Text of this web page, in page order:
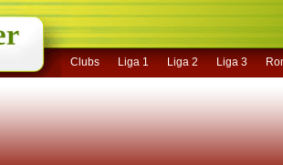
Clubs Liga 1 Liga 2 Liga 3